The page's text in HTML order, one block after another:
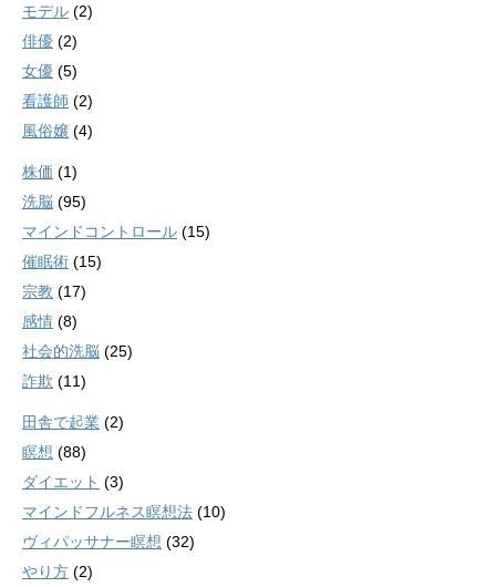
モデル (2)
俳優 (2)
女優 (5)
看護師 (2)
風俗嬢 (4)
株価 (1)
洗脳 (95)
マインドコントロール (15)
催眠術 (15)
宗教 (17)
感情 (8)
社会的洗脳 (25)
詐欺 (11)
田舎で起業 (2)
瞑想 (88)
ダイエット (3)
マインドフルネス瞑想法 (10)
ヴィパッサナー瞑想 (32)
やり方 (2)